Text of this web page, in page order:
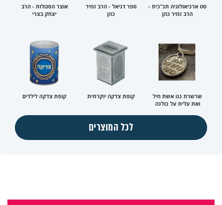
סט ארכיאולוגיה תנ"כית -
הרב זמיר כהן
ספר דניאל - הרב זמיר
כהן
אוצר הסגולות - הרב
יצחק בצרי
שרשרת ננו אשת חיל
ואת עלית על כולנה
קופת צדקה יוקרתית קופת צדקה לילדים
לכל המוצרים